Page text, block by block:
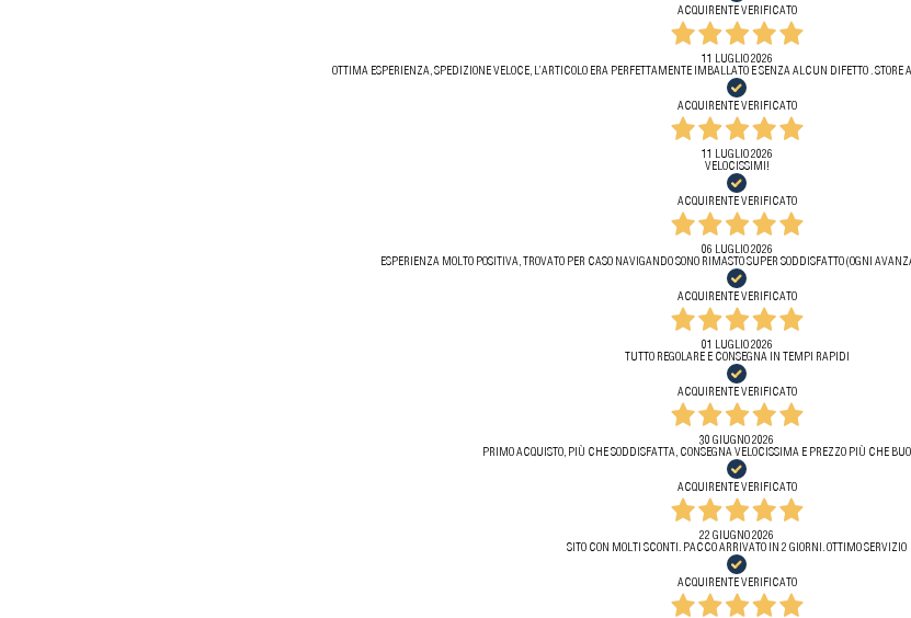
ACQUIRENTE VERIFICATO
11 LUGLIO 2026
OTTIMA ESPERIENZA, SPEDIZIONE VELOCE, L’ARTICOLO ERA PERFETTAMENTE IMBALLATO E SENZA ALCUN DIFETTO .
ACQUIRENTE VERIFICATO
11 LUGLIO 2026
VELOCISSIMI!
ACQUIRENTE VERIFICATO
06 LUGLIO 2026
ESPERIENZA MOLTO POSITIVA, TROVATO PER CASO NAVIGANDO SONO RIMASTO SUPER SODDISFATTO (OGNI
ACQUIRENTE VERIFICATO
01 LUGLIO 2026
TUTTO REGOLARE E CONSEGNA IN TEMPI RAPIDI
ACQUIRENTE VERIFICATO
30 GIUGNO 2026
PRIMO ACQUISTO, PIÙ CHE SODDISFATTA, CONSEGNA VELOCISSIMA E PREZZO PIÙ CHE
ACQUIRENTE VERIFICATO
22 GIUGNO 2026
SITO CON MOLTI SCONTI. PACCO ARRIVATO IN 2 GIORNI. OTTIMO SERVIZIO
ACQUIRENTE VERIFICATO